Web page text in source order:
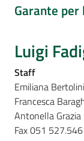
Garante per
Luigi
Staff
Emiliana
Francesca
Antonella
Fax 051